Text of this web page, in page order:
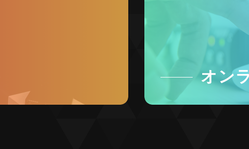
オン